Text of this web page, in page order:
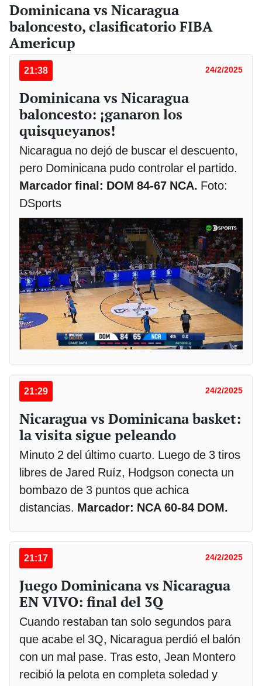
Dominicana vs Nicaragua
baloncesto, clasificatorio FIBA
Americup
21:38 24/2/2025
Dominicana vs Nicaragua
baloncesto: ¡ganaron los
quisqueyanos!
Nicaragua no dejó de buscar el descuento,
pero Dominicana pudo controlar el partido.
Marcador final: DOM 84-67 NCA. Foto:
DSports
21:29 24/2/2025
Nicaragua vs Dominicana basket:
la visita sigue peleando
Minuto 2 del último cuarto. Luego de 3 tiros
libres de Jared Ruíz, Hodgson conecta un
bombazo de 3 puntos que achica
distancias. Marcador: NCA 60-84 DOM.
21:17 24/2/2025
Juego Dominicana vs Nicaragua
EN VIVO: final del 3Q
Cuando restaban tan solo segundos para
que acabe el 3Q, Nicaragua perdió el balón
con un mal pase. Tras esto, Jean Montero
recibió la pelota en completa soledad y